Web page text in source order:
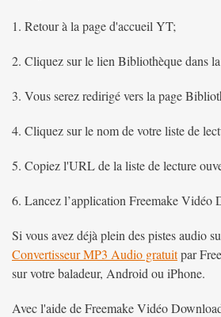
1. Retour à la page d'accueil YT;
2. Cliquez sur le lien Bibliothèque dans
3. Vous serez redirigé vers la page
4. Cliquez sur le nom de votre liste de
5. Copiez l'URL de la liste de lecture
6. Lancez l’application Freemake
Si vous avez déjà plein des pistes audio
Convertisseur MP3 Audio gratuitpar
sur votre baladeur, Android ou iPhone.
Avec l'aide de Freemake Vidéo